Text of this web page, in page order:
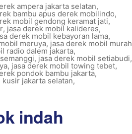
ampera jakarta selatan,
bambu apus derek mobilindo,
mobil gendong keramat jati,
, jasa derek mobil kalideres,
derek mobil kebayoran lama,
meruya, jasa derek mobil murah
radio dalem jakarta,
, jasa derek mobil setiabudi,
, jasa derek mobil towing tebet,
pondok bambu jakarta,
kusir jakarta selatan,
indah